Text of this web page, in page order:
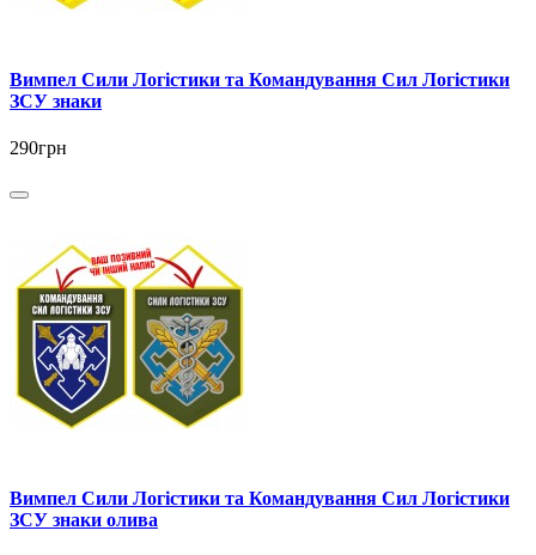
Вимпел Сили Логістики та Командування Сил Логістики
ЗСУ знаки
290грн
Вимпел Сили Логістики та Командування Сил Логістики
ЗСУ знаки олива